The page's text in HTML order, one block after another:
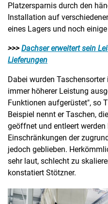
Platzersparnis durch den
Installation auf
eines Lagers und noch einige
>>>Dachser erweitert sein
Lieferungen
Dabei wurden
immer höherer Leistung
Funktionen aufgerüstet", so
Beispiel nennt er Taschen,
geöffnet und entleert werden
Einschränkungen der
jedoch geblieben.
sehr laut, schlecht zu
konstatiert Stötzner.